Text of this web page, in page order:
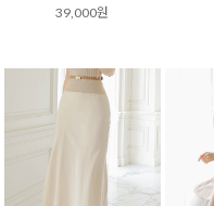
39,000원